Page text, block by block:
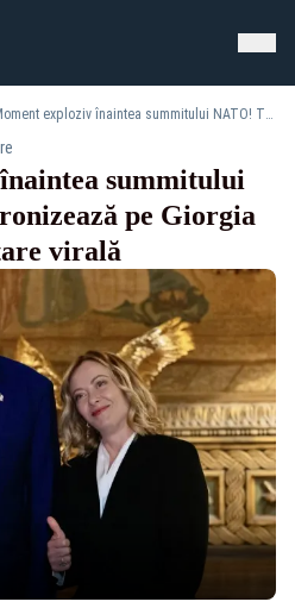
Moment exploziv înaintea summitului NATO! Trump o ironizează pe Giorgia Meloni într-o postare virală
summitului
pe Giorgia
virală